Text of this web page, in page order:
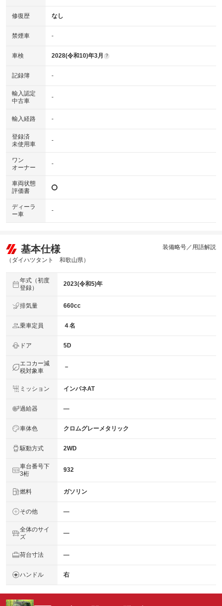
修復歴 なし
禁煙車 -
車検 2028(令和10)年3月 ?
記録簿 -
輸入認定
中古車
-
輸入経路 -
登録済
未使用車
-
ワン
オーナー
-
車両状態
評価書
ディーラ
ー車
-
基本仕様
（ダイハツタント 和歌山県）
装備略号／用語解説
年式（初度
登録）
2023(令和5)年
排気量 660cc
乗車定員 ４名
ドア 5D
エコカー減
税対象車
－
ミッション インパネAT
過給器 ―
車体色 クロムグレーメタリック
駆動方式 2WD
車台番号下
3桁
932
燃料 ガソリン
その他 ―
全体のサイ
ズ
―
荷台寸法 ―
ハンドル 右